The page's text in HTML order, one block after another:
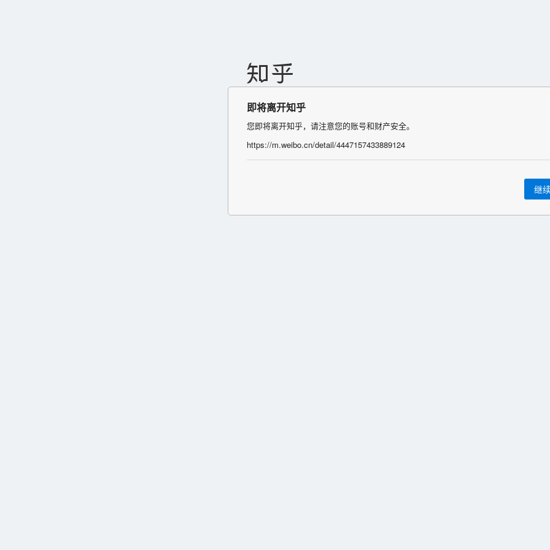
即将离开知乎
您即将离开知乎，请注意您的账号和财产安全。
https://m.weibo.cn/detail/4447157433889124
继